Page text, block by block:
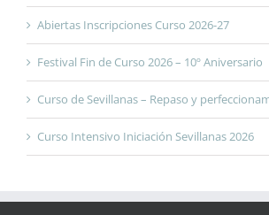
Abiertas Inscripciones Curso 2026-27
Festival Fin de Curso 2026 – 10º Aniversario
Curso de Sevillanas – Repaso y
Curso Intensivo Iniciación Sevillanas 2026